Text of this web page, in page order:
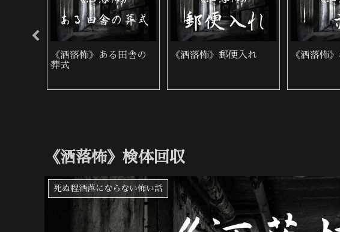
《洒落怖》ある田舎の
葬式
《洒落怖》郵便入れ 《洒落怖
《洒落怖》検体回収
死ぬ程洒落にならない怖い話